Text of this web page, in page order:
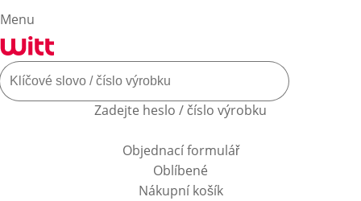
Menu
Zadejte heslo / číslo výrobku
Objednací formulář
Oblíbené
Nákupní košík